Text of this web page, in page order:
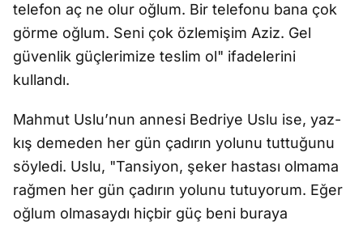
telefon aç ne olur oğlum. Bir telefonu bana çok
görme oğlum. Seni çok özlemişim Aziz. Gel
güvenlik güçlerimize teslim ol" ifadelerini
kullandı.
Mahmut Uslu’nun annesi Bedriye Uslu ise, yaz-
kış demeden her gün çadırın yolunu tuttuğunu
söyledi. Uslu, "Tansiyon, şeker hastası olmama
rağmen her gün çadırın yolunu tutuyorum. Eğer
oğlum olmasaydı hiçbir güç beni buraya